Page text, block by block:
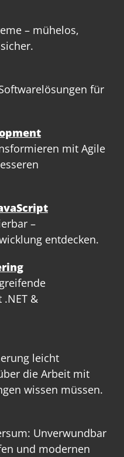
– mühelos,
für
mit Agile
–
entdecken.
&
leicht
die Arbeit mit
wissen müssen.
Unverwundbar
und modernen